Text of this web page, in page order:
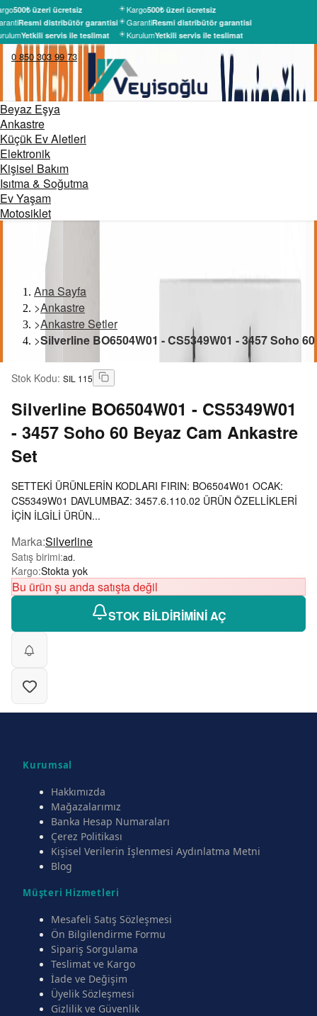
500₺ üzeri ücretsiz
Resmi distribütör garantisi
Yetkili servis ile teslimat
Kargo500₺ üzeri ücretsiz
GarantiResmi distribütör garantisi
KurulumYetkili servis ile teslimat
0 850 303 99 73
Beyaz Eşya
Ankastre
Küçük Ev Aletleri
Elektronik
Kişisel Bakım
Isıtma & Soğutma
Ev Yaşam
Motosiklet
Ana Sayfa
>Ankastre
>Ankastre Setler
>Silverline BO6504W01 - CS5349W01 - 3457 Soho
Stok Kodu: SIL 115
Silverline BO6504W01 - CS5349W01
- 3457 Soho 60 Beyaz Cam Ankastre
Set
SETTEKİ ÜRÜNLERİN KODLARI FIRIN: BO6504W01 OCAK:
CS5349W01 DAVLUMBAZ: 3457.6.110.02 ÜRÜN ÖZELLİKLERİ
İÇİN İLGİLİ ÜRÜN...
Marka:Silverline
Satış birimi:ad.
Kargo:Stokta yok
Bu ürün şu anda satışta değil
STOK BİLDİRİMİNİ AÇ
Kurumsal
Hakkımızda
Mağazalarımız
Banka Hesap Numaraları
Çerez Politikası
Kişisel Verilerin İşlenmesi Aydınlatma Metni
Blog
Müşteri Hizmetleri
Mesafeli Satış Sözleşmesi
Ön Bilgilendirme Formu
Sipariş Sorgulama
Teslimat ve Kargo
İade ve Değişim
Üyelik Sözleşmesi
Gizlilik ve Güvenlik